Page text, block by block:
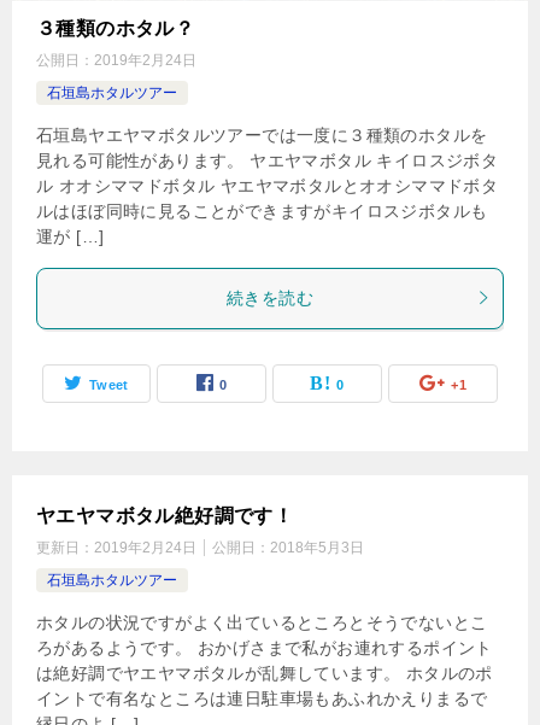
３種類のホタル？
公開日： 2019年2月24日
石垣島ホタルツアー
石垣島ヤエヤマボタルツアーでは一度に３種類のホタルを
見れる可能性があります。 ヤエヤマボタル キイロスジボタ
ル オオシママドボタル ヤエヤマボタルとオオシママドボタ
ルはほぼ同時に見ることができますがキイロスジボタルも
運が […]
続きを読む
Tweet 0 0 +1
ヤエヤマボタル絶好調です！
更新日： 2019年2月24日 公開日： 2018年5月3日
石垣島ホタルツアー
ホタルの状況ですがよく出ているところとそうでないとこ
ろがあるようです。 おかげさまで私がお連れするポイント
は絶好調でヤエヤマボタルが乱舞しています。 ホタルのポ
イントで有名なところは連日駐車場もあふれかえりまるで